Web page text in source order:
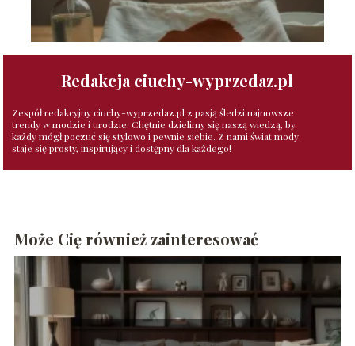
Redakcja ciuchy-wyprzedaz.pl
Zespół redakcyjny ciuchy-wyprzedaz.pl z pasją śledzi najnowsze
trendy w modzie i urodzie. Chętnie dzielimy się naszą wiedzą, by
każdy mógł poczuć się stylowo i pewnie siebie. Z nami świat mody
staje się prosty, inspirujący i dostępny dla każdego!
Może Cię również zainteresować